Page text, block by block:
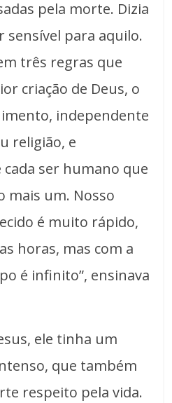
pela morte. Dizia
sensível para aquilo.
três regras que
criação de Deus, o
independente
religião, e
cada ser humano que
mais um. Nosso
é muito rápido,
horas, mas com a
é infinito”, ensinava
ele tinha um
que também
respeito pela vida.